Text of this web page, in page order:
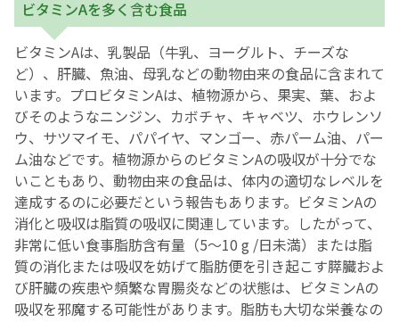
ビタミンAを多く含む食品
ビタミンAは、乳製品（牛乳、ヨーグルト、チーズな
ど）、肝臓、魚油、母乳などの動物由来の食品に含まれて
います。プロビタミンAは、植物源から、果実、葉、およ
びそのようなニンジン、カボチャ、キャベツ、ホウレンソ
ウ、サツマイモ、パパイヤ、マンゴー、赤パーム油、パー
ム油などです。植物源からのビタミンAの吸収が十分でな
いこともあり、動物由来の食品は、体内の適切なレベルを
達成するのに必要だという報告もあります。ビタミンAの
消化と吸収は脂質の吸収に関連しています。したがって、
非常に低い食事脂肪含有量（5〜10 g /日未満）または脂
質の消化または吸収を妨げて脂肪便を引き起こす膵臓およ
び肝臓の疾患や頻繁な胃腸炎などの状態は、ビタミンAの
吸収を邪魔する可能性があります。脂肪も大切な栄養なの